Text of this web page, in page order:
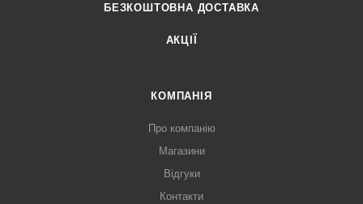
БЕЗКОШТОВНА ДОСТАВКА
АКЦІЇ
КОМПАНІЯ
Про компанію
Магазини
Відгуки
Контакти